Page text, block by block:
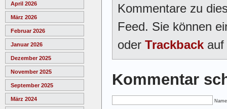
April 2026
März 2026
Februar 2026
Januar 2026
Dezember 2025
November 2025
September 2025
März 2024
Kommentare zu
Feed. Sie können
oder Trackback
Kommentar
Name